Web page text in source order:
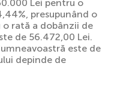
Lei pentru o
presupunând o
o rată a dobânzii de
de 56.472,00 Lei.
este de
depinde de